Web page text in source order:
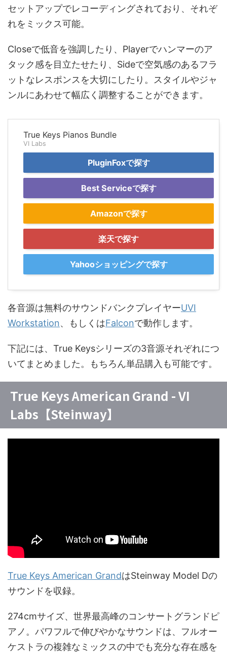
セットアップでレコーディングされており、それぞ
れをミックス可能。
Closeで低音を強調したり、Playerでハンマーのア
タック感を目立たせたり、Sideで空気感のあるフラ
ットなレスポンスを大切にしたり。スタイルやジャ
ンルにあわせて幅広く調整することができます。
True Keys Pianos Bundle
VI Labs
PluginFoxで探す
Best Serviceで探す
Amazonで探す
楽天で探す
Yahooショッピングで探す
各音源は無料のサウンドバンクプレイヤーUVI
Workstation、もしくはFalconで動作します。
下記には、True Keysシリーズの3音源それぞれにつ
いてまとめました。もちろん単品購入も可能です。
True Keys American Grand - VI
Labs【Steinway】
True Keys American GrandはSteinway Model Dの
サウンドを収録。
274cmサイズ、世界最高峰のコンサートグランドピ
アノ。パワフルで伸びやかなサウンドは、フルオー
ケストラの複雑なミックスの中でも充分な存在感を